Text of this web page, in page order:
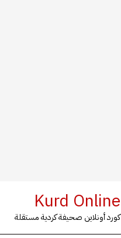
Kurd Online
كورد أونلاين صحيفة كردية مستقلة